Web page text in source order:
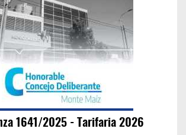
1641/2025 - Tarifaria 2026